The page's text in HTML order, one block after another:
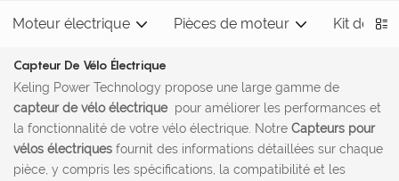
Moteur électrique Pièces de moteur Kit de
Capteur De Vélo Électrique
Keling Power Technology propose une large gamme de
capteur de vélo électrique pour améliorer les performances et
la fonctionnalité de votre vélo électrique. Notre Capteurs pour
vélos électriques fournit des informations détaillées sur chaque
pièce, y compris les spécifications, la compatibilité et les